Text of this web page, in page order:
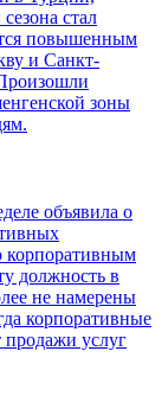
стал
повышенным
и Санкт-
зоны
объявила о
корпоративным
должность в
не намерены
корпоративные
продажи услуг